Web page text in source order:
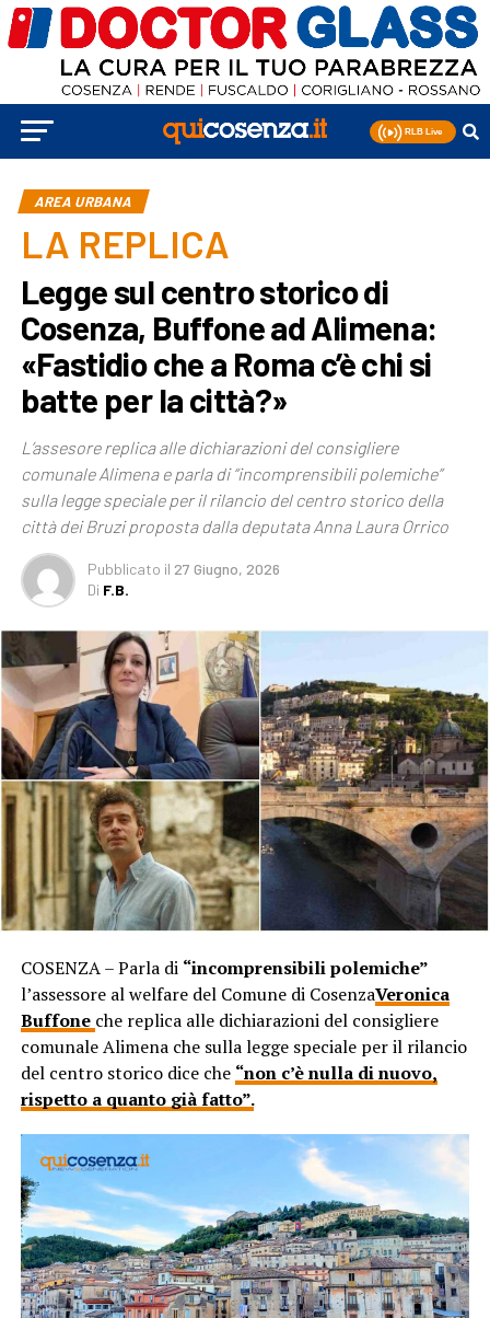
AREA URBANA
LA REPLICA
Legge sul centro storico di
Cosenza, Buffone ad Alimena:
«Fastidio che a Roma c’è chi si
batte per la città?»
L’assesore replica alle dichiarazioni del consigliere
comunale Alimena e parla di “incomprensibili polemiche”
sulla legge speciale per il rilancio del centro storico della
città dei Bruzi proposta dalla deputata Anna Laura Orrico
Pubblicato il 27 Giugno, 2026
Di F.B.
COSENZA – Parla di “incomprensibili polemiche”
l’assessore al welfare del Comune di CosenzaVeronica
Buffone che replica alle dichiarazioni del consigliere
comunale Alimena che sulla legge speciale per il rilancio
del centro storico dice che “non c’è nulla di nuovo,
rispetto a quanto già fatto”.